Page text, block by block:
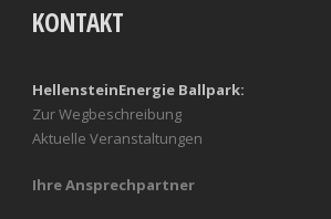
KONTAKT
HellensteinEnergie Ballpark:
Zur Wegbeschreibung
Aktuelle Veranstaltungen
Ihre Ansprechpartner